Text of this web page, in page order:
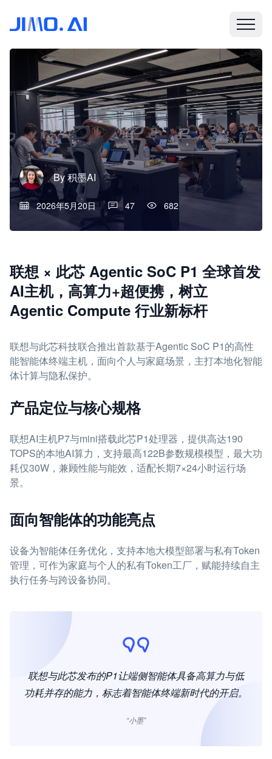
By积墨AI
2026年5月20日 47 682
联想 × 此芯 Agentic SoC P1 全球首发
AI主机，高算力+超便携，树立
Agentic Compute 行业新标杆
联想与此芯科技联合推出首款基于Agentic SoC P1的高性
能智能体终端主机，面向个人与家庭场景，主打本地化智能
体计算与隐私保护。
产品定位与核心规格
联想AI主机P7与mini搭载此芯P1处理器，提供高达190
TOPS的本地AI算力，支持最高122B参数规模模型，最大功
耗仅30W，兼顾性能与能效，适配长期7×24小时运行场
景。
面向智能体的功能亮点
设备为智能体任务优化，支持本地大模型部署与私有Token
管理，可作为家庭与个人的私有Token工厂，赋能持续自主
执行任务与跨设备协同。
联想与此芯发布的P1让端侧智能体具备高算力与低
功耗并存的能力，标志着智能体终端新时代的开启。
“小墨”